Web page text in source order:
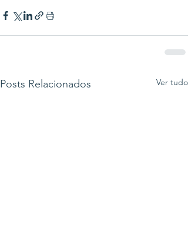
Posts Relacionados Ver tudo